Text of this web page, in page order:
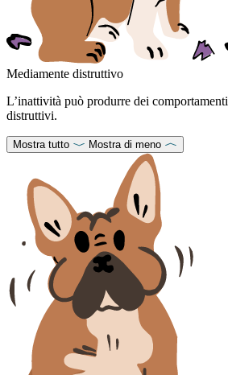
Mediamente distruttivo
L’inattività può produrre dei comportamenti
distruttivi.
Mostra tutto Mostra di meno